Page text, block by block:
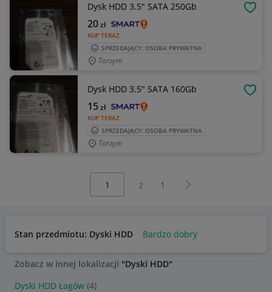
Dysk HDD 3.5" SATA 250Gb
KUP TERAZ
20zł
SPRZEDAJĄCY: OSOBA PRYWATNA
Torzym
Dysk HDD 3.5" SATA 160Gb
KUP TERAZ
15zł
SPRZEDAJĄCY: OSOBA PRYWATNA
Torzym
z 1 Następna strona
Stan przedmiotu: Dyski HDD Bardzo dobry
Zobacz w innej lokalizacji "Dyski HDD"
Dyski HDD Łagów (4)